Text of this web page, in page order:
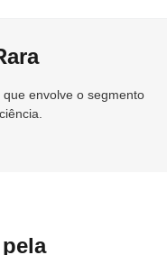
envolve o segmento